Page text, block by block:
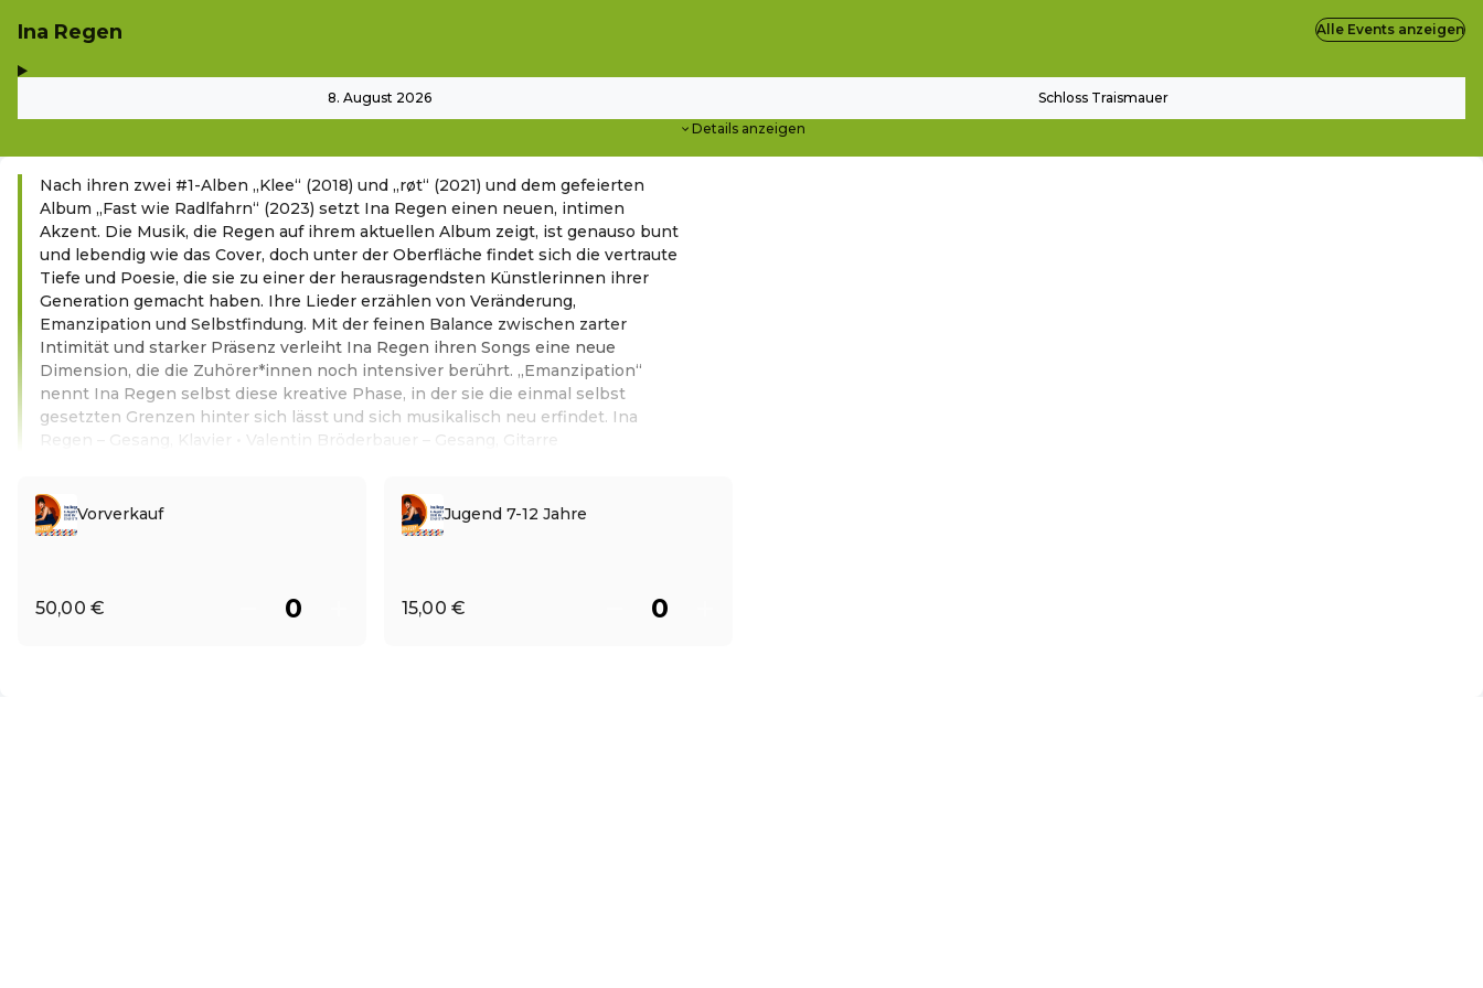
Ina Regen
8. August 2026 Schloss Traismauer
Details anzeigen
Alle Events anzeigen
Nach ihren zwei #1-Alben „Klee“ (2018) und „røt“ (2021) und dem gefeierten
Album „Fast wie Radlfahrn“ (2023) setzt Ina Regen einen neuen, intimen
Akzent. Die Musik, die Regen auf ihrem aktuellen Album zeigt, ist genauso bunt
und lebendig wie das Cover, doch unter der Oberfläche findet sich die vertraute
Tiefe und Poesie, die sie zu einer der herausragendsten Künstlerinnen ihrer
Generation gemacht haben. Ihre Lieder erzählen von Veränderung,
Emanzipation und Selbstfindung. Mit der feinen Balance zwischen zarter
Intimität und starker Präsenz verleiht Ina Regen ihren Songs eine neue
Dimension, die die Zuhörer*innen noch intensiver berührt. „Emanzipation“
nennt Ina Regen selbst diese kreative Phase, in der sie die einmal selbst
gesetzten Grenzen hinter sich lässt und sich musikalisch neu erfindet. Ina
Regen – Gesang, Klavier • Valentin Bröderbauer – Gesang, Gitarre
Vorverkauf
50,00 €
Jugend 7-12 Jahre
15,00 €